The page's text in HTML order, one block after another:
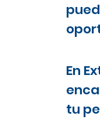
En
tu